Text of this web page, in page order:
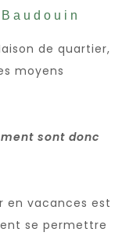
de quartier,
moyens
sont donc
en vacances est
se permettre